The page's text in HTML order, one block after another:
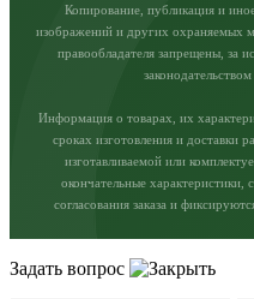
Копирование, публикация и
изображений и других охраняемых
правообладателя запрещены, за
Информация о товарах, их
сроках изготовления и доставки
изготавливаемой или
окончательные характеристики,
согласования заказа и
Задать вопрос